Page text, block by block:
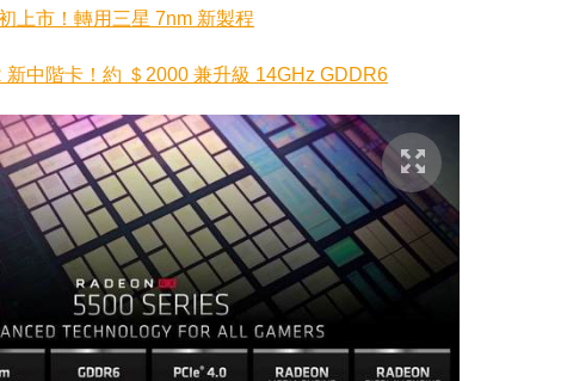
上市！轉用三星 7nm 新製程
中階卡！約 ＄2000 兼升級 14GHz GDDR6